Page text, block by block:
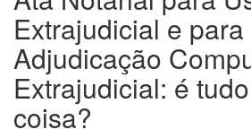
Extrajudicial e para
Adjudicação
Extrajudicial: é
coisa?